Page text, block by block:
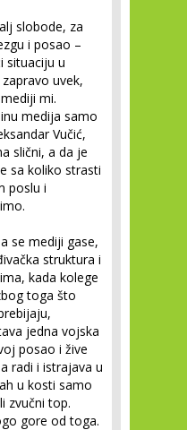
slobode, za
i posao –
situaciju u
uvek,
mi.
medija samo
Vučić,
slični, a da je
sa koliko strasti
poslu i
se mediji gase,
struktura i
kada kolege
toga što
jedna vojska
posao i žive
radi i istrajava u
u kosti samo
zvučni top.
gore od toga.